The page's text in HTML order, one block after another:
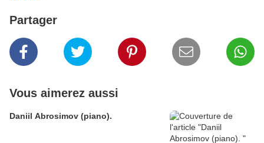
Partager
Vous aimerez aussi
Daniil Abrosimov (piano).